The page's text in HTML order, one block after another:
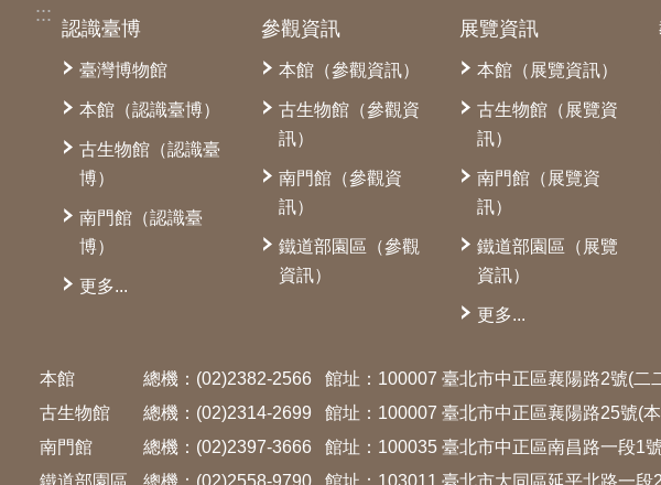
:::
認識臺博
臺灣博物館
本館（認識臺博）
古生物館（認識臺
博）
南門館（認識臺
博）
更多...
參觀資訊
本館（參觀資訊）
古生物館（參觀資
訊）
南門館（參觀資
訊）
鐵道部園區（參觀
資訊）
展覽資訊
本館（展覽資訊）
古生物館（展覽資
訊）
南門館（展覽資
訊）
鐵道部園區（展覽
資訊）
更多...
本館 總機：(02)2382-2566 館址：100007 臺北市中正區襄陽路2號(二
古生物館
總機：(02)2314-2699 館址：100007 臺北市中正區襄陽路25號(
南門館
總機：(02)2397-3666 館址：100035 臺北市中正區南昌路一段1號
鐵道部園區
總機：(02)2558-9790 館址：103011 臺北市大同區延平北路一段